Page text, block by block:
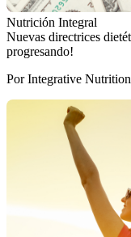
Nutrición Integral
Nuevas directrices
progresando!
Por Integrative